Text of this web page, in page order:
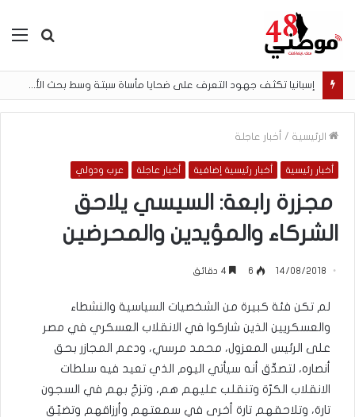
بحث
الرئيسية / أخبار عاجلة
أخبار رئيسية أخبار رئيسية إضافية أخبار عاجلة عرب ودولي
مجزرة رابعة: السيسي يلاحق
الشركاء والمؤيدين والمحرضين
14/08/2018
6
لم تكن فئة كبيرة من الشخصيات السياسية والنشطاء
والعسكريين الذين شاركوا في الانقلاب العسكري في مصر
على الرئيس المعزول، محمد مرسي، ودعم المجازر بحق
أنصاره، لتصدِّق أنه سيأتي اليوم الذي تعيد فيه سلطات
الانقلاب الكرّة وتنقلب عليهم هم، وتزجّ بهم في السجون
تارة، وتلاحقهم تارة أخرى في سمعتهم وأرزاقهم وتضيّق